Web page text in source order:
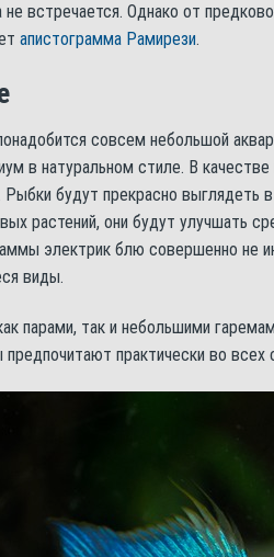
не встречается. Однако от
апистограмма Рамирези.
совсем небольшой
в натуральном стиле. В
будут прекрасно выглядеть
растений, они будут улучшать
электрик блю совершенно не
виды.
парами, так и небольшими
практически во всех